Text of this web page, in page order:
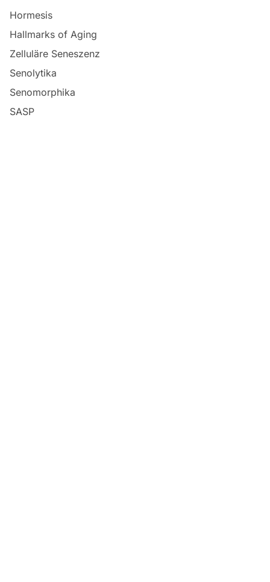
Hormesis
Hallmarks of Aging
Zelluläre Seneszenz
Senolytika
Senomorphika
SASP